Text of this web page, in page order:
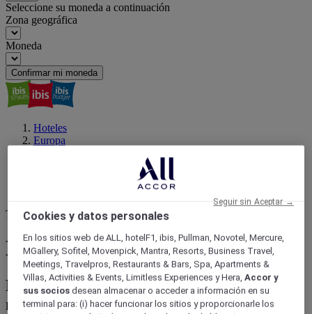
Seleccione su moneda a continuación
Zona geográfica
Moneda
Confirmar mi moneda
Hoteles
Europa
Tu próximo destino
Hennebont : reserva tu hotel
Reserva un hotel entre las más de 45
marcas de hoteles de Accor